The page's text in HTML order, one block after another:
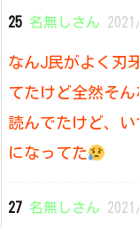
25 名無しさん
なんJ民がよく刃
てたけど全然そ
読んでたけど、
になってた
27 名無しさん